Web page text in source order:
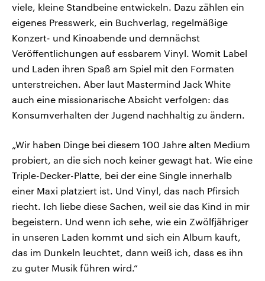
viele, kleine Standbeine entwickeln. Dazu zählen ein
eigenes Presswerk, ein Buchverlag, regelmäßige
Konzert- und Kinoabende und demnächst
Veröffentlichungen auf essbarem Vinyl. Womit Label
und Laden ihren Spaß am Spiel mit den Formaten
unterstreichen. Aber laut Mastermind Jack White
auch eine missionarische Absicht verfolgen: das
Konsumverhalten der Jugend nachhaltig zu ändern.
„Wir haben Dinge bei diesem 100 Jahre alten Medium
probiert, an die sich noch keiner gewagt hat. Wie eine
Triple-Decker-Platte, bei der eine Single innerhalb
einer Maxi platziert ist. Und Vinyl, das nach Pfirsich
riecht. Ich liebe diese Sachen, weil sie das Kind in mir
begeistern. Und wenn ich sehe, wie ein Zwölfjähriger
in unseren Laden kommt und sich ein Album kauft,
das im Dunkeln leuchtet, dann weiß ich, dass es ihn
zu guter Musik führen wird.“